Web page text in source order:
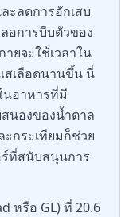
ะลดการอักเสบ
อการบีบตัวของ
ยจะใช้เวลาใน
สเลือดนานขึ้น นี่
นอาหารที่มี
นองของน้ำตาล
กระเทียมก็ช่วย
ร์ที่สนับสนุนการ
หรือ GL) ที่ 20.6